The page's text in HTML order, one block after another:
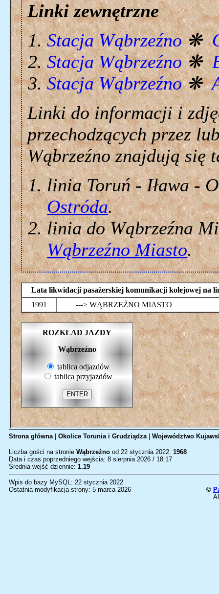
Linki zewnętrzne
Stacja Wąbrzeźno❋
Stacja Wąbrzeźno❋
Stacja Wąbrzeźno❋
Linki do informacji i
przechodzących przez
Wąbrzeźno znajdują się
linia Toruń - Iława -
Ostróda.
linia do Wąbrzeźna
Wąbrzeźno Miasto.
Lata likwidacji pasażerskiej komunikacji kolejowej na
1991
---> WĄBRZEŹNO MIASTO
ROZKŁAD JAZDY
Wąbrzeźno
tablica odjazdów
tablica przyjazdów
Strona główna| Okolice Torunia i Grudziądza| Województwo
Liczba gości na stronie Wąbrzeźno od 22 stycznia 2022: 1968
Data i czas poprzedniego wejścia: 8 sierpnia 2026 / 18:17
Średnia wejść dziennie: 1.19
Wpis do bazy MySQL: 22 stycznia 2022
Ostatnia modyfikacja strony: 5 marca 2026
©